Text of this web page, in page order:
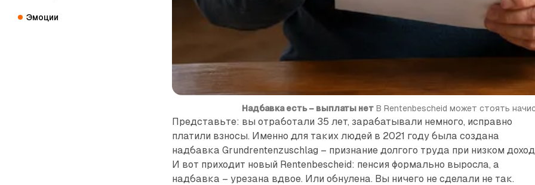
Эмоции
Надбавка есть – выплаты нет В Rentenbescheid может стоять
Представьте: вы отработали 35 лет, зарабатывали немного, исправно
платили взносы. Именно для таких людей в 2021 году была создана
надбавка Grundrentenzuschlag – признание долгого труда при низком
И вот приходит новый Rentenbescheid: пенсия формально выросла, а
надбавка – урезана вдвое. Или обнулена. Вы ничего не сделали не так.